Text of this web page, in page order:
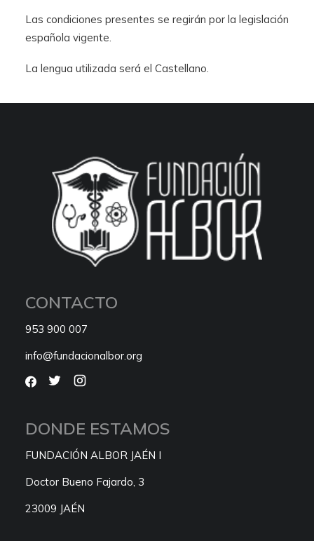
Las condiciones presentes se regirán por la legislación
española vigente.
La lengua utilizada será el Castellano.
CONTACTO
953 900 007
info@fundacionalbor.org
DONDE ESTAMOS
FUNDACIÓN ALBOR JAÉN I
Doctor Bueno Fajardo, 3
23009 JAÉN